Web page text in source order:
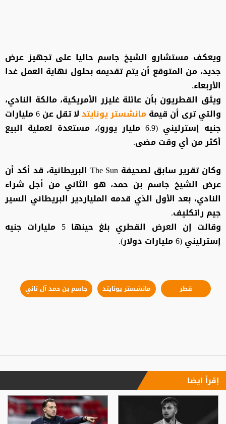
ويعكف مستشارو الشيخ جاسم حاليا على تجهيز عرض
جديد، من المتوقع أن يتم تقديمه بحلول نهاية العمل غدا
الأربعاء.
ويثق القطريون بأن عائلة غليزر الأمريكية، مالكة النادي،
والتي ترى أن قيمةمانشستر يونايتد
لا تقل عن 6 مليارات
جنيه إسترليني (6.9 مليار يورو)، مستعدة لعملية البيع
أكثر من أي وقت مضى.
وكان تقرير سابق لصحيفة The Sun البريطانية، قد أكد أن
عرض الشيخ جاسم بن حمد، هو الثاني من أجل شراء
النادي، بعد الأول الذي قدمه الملياردير البريطاني السير
جيم راتكليف.
وقالت إن العرض القطري بلغ حينها 5 مليارات جنيه
إسترليني (6 مليارات دولار).
قطر مانشستر يونايتد جاسم بن حمد آل ثاني
إقرأ ايضا